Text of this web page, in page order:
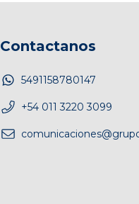
Contactanos
5491158780147
+54 011 3220 3099